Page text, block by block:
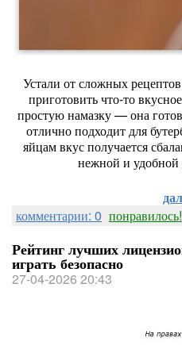
Устали от сложных
приготовить что‑то
простую намазку — она
отлично подходит для
яйцам вкус получается
нежной и удобной
комментарии: 0 понравилось!
Рейтинг лучших
играть безопасно
27-04-2026 20:43